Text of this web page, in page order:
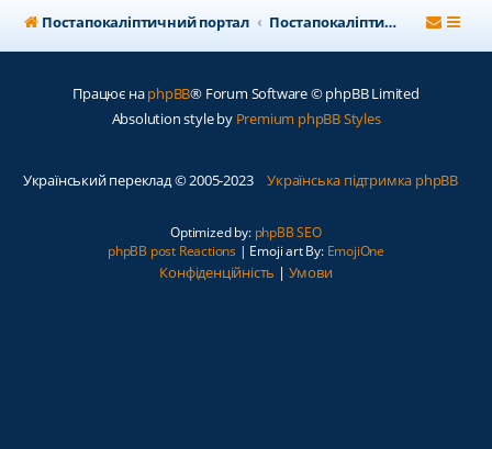
Постапокаліптичний портал Постапокаліптичний форум
Працює наphpBB® Forum Software © phpBB Limited
Absolution style by Premium phpBB Styles
Український переклад © 2005-2023 Українська підтримка phpBB
Optimized by: phpBB SEO
phpBB post Reactions| Emoji art By: EmojiOne
Конфіденційність | Умови